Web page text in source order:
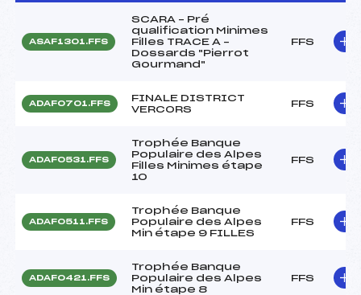
ASAF1301.FFS
SCARA – Pré
qualification Minimes
Filles TRACE A –
Dossards "Pierrot
Gourmand"
FFS
ADAF0701.FFS
FINALE DISTRICT
VERCORS
FFS
ADAF0531.FFS
Trophée Banque
Populaire des Alpes
Filles Minimes étape
10
FFS
ADAF0511.FFS
Trophée Banque
Populaire des Alpes
Min étape 9 FILLES
FFS
ADAF0421.FFS
Trophée Banque
Populaire des Alpes
Min étape 8
FFS